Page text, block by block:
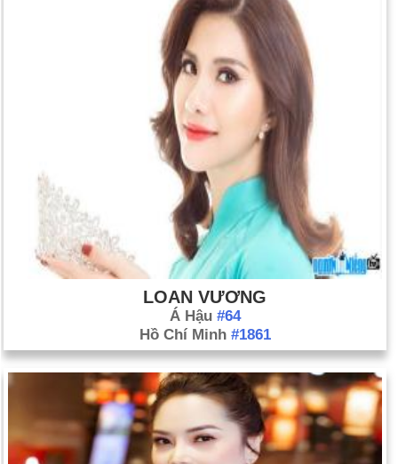
LOAN VƯƠNG
Á Hậu #64
Hồ Chí Minh #1861